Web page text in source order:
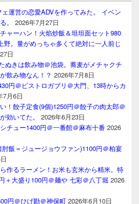
運営の恋愛ADVを作ってみた。 イベン
。
2026年7月27日
ャーハン！火焰炒飯＆坦坦面セット980
野。量がめっちゃ多くて絶対に一人前じ
日
ぬきは飲み物＠池袋。蕎麦がメチャクチ
飲み物なん！？ 2026年7月8日
円＠ビストロガブリ＠大門、13時からカ
7月6日
！餃子定食(9個)1250円＠餃子の肉太郎＠
効いてた。
2026年6月23日
チュー1400円＠一番館＠麻布十番 2026
飯＝ジュージョウファン)1100円＠柏宴
作るラーメン！お米も玄米から精米。特
＋大盛り100円＠麺や 七彩＠八丁堀 2026
円＠ひげ勘＠神保町 2026年6月10日